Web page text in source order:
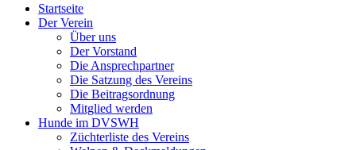
Startseite
Der Verein
Über uns
Der Vorstand
Die Ansprechpartner
Die Satzung des Vereins
Die Beitragsordnung
Mitglied werden
Hunde im DVSWH
Züchterliste des Vereins